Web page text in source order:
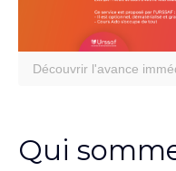
Découvrir l'avance
Qui